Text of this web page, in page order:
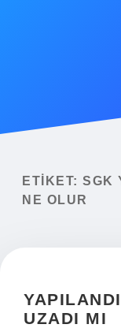
Yasal Uyarı
ETIKET: SGK
NE OLUR
UZADI MI